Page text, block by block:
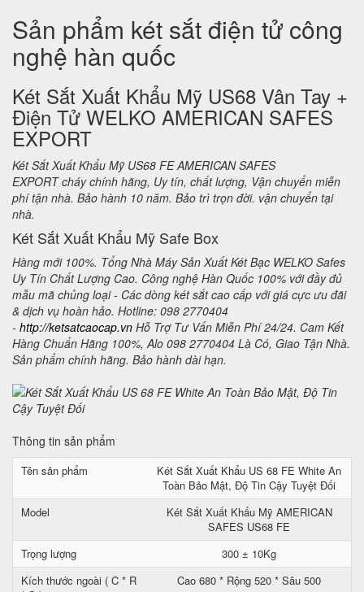
Sản phẩm két sắt điện tử công
nghệ hàn quốc
Két Sắt Xuất Khẩu Mỹ US68 Vân Tay +
Điện Tử WELKO AMERICAN SAFES
EXPORT
Két Sắt Xuất Khẩu Mỹ US68 FE AMERICAN SAFES
EXPORT cháy chính hãng, Uy tín, chất lượng, Vận chuyển miễn
phí tận nhà. Bảo hành 10 năm. Bảo trì trọn đời. vận chuyển tại
nhà.
Két Sắt Xuất Khẩu Mỹ Safe Box
Hàng mới 100%. Tổng Nhà Máy Sản Xuất Két Bạc WELKO Safes
Uy Tín Chất Lượng Cao. Công nghệ Hàn Quốc 100% với đầy đủ
mẫu mã chủng loại - Các dòng két sắt cao cấp với giá cực ưu đãi
& dịch vụ hoàn hảo. Hotline: 098 2770404
- http://ketsatcaocap.vn Hỗ Trợ Tư Vấn Miễn Phí 24/24. Cam Kết
Hàng Chuẩn Hãng 100%, Alo 098 2770404 Là Có, Giao Tận Nhà.
Sản phẩm chính hãng. Bảo hành dài hạn.
Thông tin sản phẩm
Tên sản phẩm
Két Sắt Xuất Khẩu US 68 FE White An
Toàn Bảo Mật, Độ Tin Cậy Tuyệt Đối
Model
Két Sắt Xuất Khẩu Mỹ AMERICAN
SAFES US68 FE
Trọng lượng
300 ± 10Kg
Kích thước ngoài ( C * R
Cao 680 * Rộng 520 * Sâu 500